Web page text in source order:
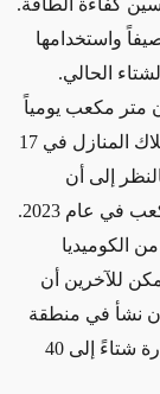
كفاءة الطاقة.
واستخدامها
الحالي.
مليون متر مكعب يومياً
هذا الشتاء، حتى بعد فرض زيادة في أسعار استهلاك المنازل في 17
إلى أن
عام
2023.
الكوميديا
للآخرين أن
نشأ في منطقة
أذربيجان الإيرانية، حيث قد تنخفض درجات الحرارة شتاءً إلى 40